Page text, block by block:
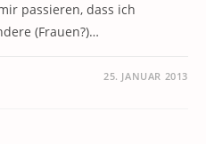
passieren, dass ich
(Frauen?)…
25. JANUAR 2013